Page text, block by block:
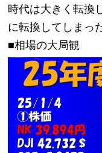
時代は大きく転換
に転換してしまっ
■相場の大局観